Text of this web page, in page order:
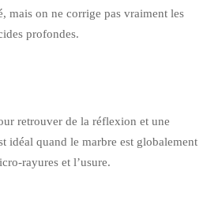
mais on ne corrige pas vraiment les
profondes.
retrouver de la réflexion et une
idéal quand le marbre est globalement
rayures et l’usure.